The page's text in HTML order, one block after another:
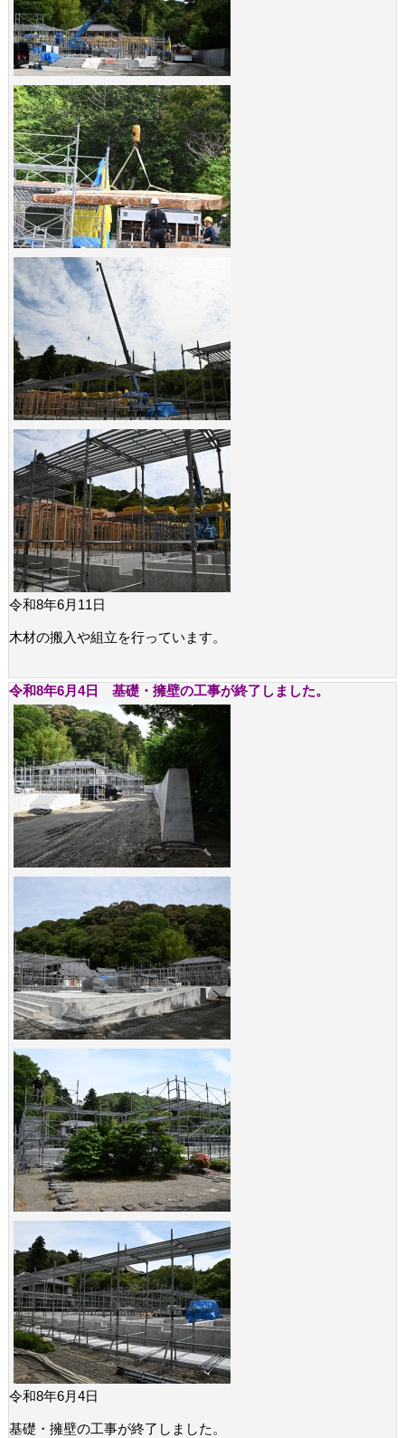
令和8年6月11日
木材の搬入や組立を行っています。
令和8年6月4日 基礎・擁壁の工事が終了しました。
令和8年6月4日
基礎・擁壁の工事が終了しました。